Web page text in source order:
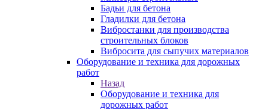
Бадьи для бетона
Гладилки для бетона
Вибростанки для производства
строительных блоков
Вибросита для сыпучих материалов
Оборудование и техника для дорожных
работ
Назад
Оборудование и техника для
дорожных работ